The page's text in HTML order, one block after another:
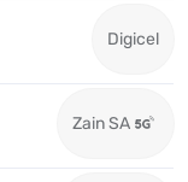
Digicel
Zain SA